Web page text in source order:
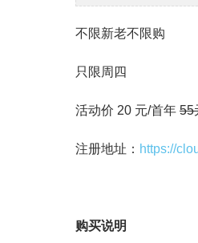
不限新老不限购
只限周四
活动价 20 元/首年 55
注册地址： https://
购买说明